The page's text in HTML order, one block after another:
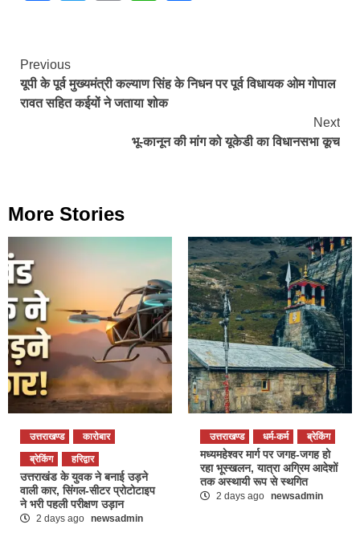
Continue
Reading
Previous
यूपी के पूर्व मुख्यमंत्री कल्याण सिंह के निधन पर पूर्व विधायक ओम गोपाल
रावत सहित कईयों ने जताया शोक
Next
भू-कानून की मांग को यूकेडी का विधानसभा कूच
More Stories
उत्तराखण्ड
कारोबार
ब्रेकिंग
हरिद्वार
उत्तराखंड के युवक ने बनाई उड़ने
वाली कार, सिंगल-सीटर प्रोटोटाइप
ने भरी पहली परीक्षण उड़ान
2 days ago newsadmin
उत्तराखण्ड धर्म-कर्म ब्रेकिंग
मध्यमहेश्वर मार्ग पर जगह-जगह हो
रहा भूस्खलन, यात्रा अग्रिम आदेशों
तक अस्थायी रूप से स्थगित
2 days ago newsadmin